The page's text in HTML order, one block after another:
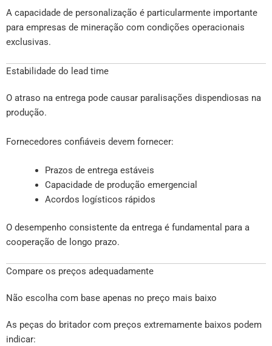
A capacidade de personalização é particularmente importante
para empresas de mineração com condições operacionais
exclusivas.
Estabilidade do lead time
O atraso na entrega pode causar paralisações dispendiosas na
produção.
Fornecedores confiáveis devem fornecer:
Prazos de entrega estáveis
Capacidade de produção emergencial
Acordos logísticos rápidos
O desempenho consistente da entrega é fundamental para a
cooperação de longo prazo.
Compare os preços adequadamente
Não escolha com base apenas no preço mais baixo
As peças do britador com preços extremamente baixos podem
indicar: